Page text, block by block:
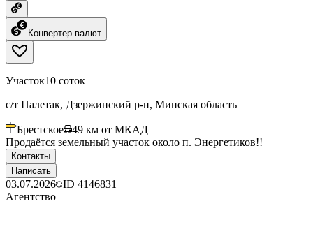
Конвертер валют
Участок10 соток
с/т Палетак, Дзержинский р-н, Минская область
Брестское 49 км от МКАД
Продаётся земельный участок около п. Энергетиков!!
Контакты
Написать
03.07.2026 ID 4146831
Агентство